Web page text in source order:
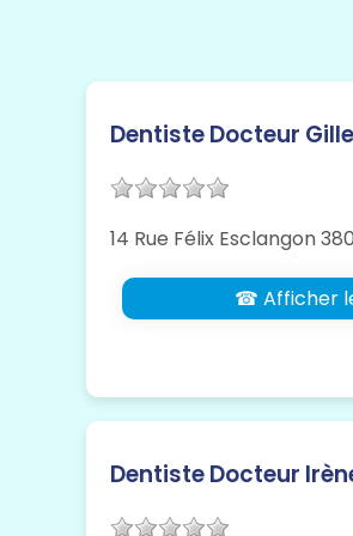
Dentiste Docteur
14 Rue Félix Esclangon
☎ Afficher
Dentiste Docteur